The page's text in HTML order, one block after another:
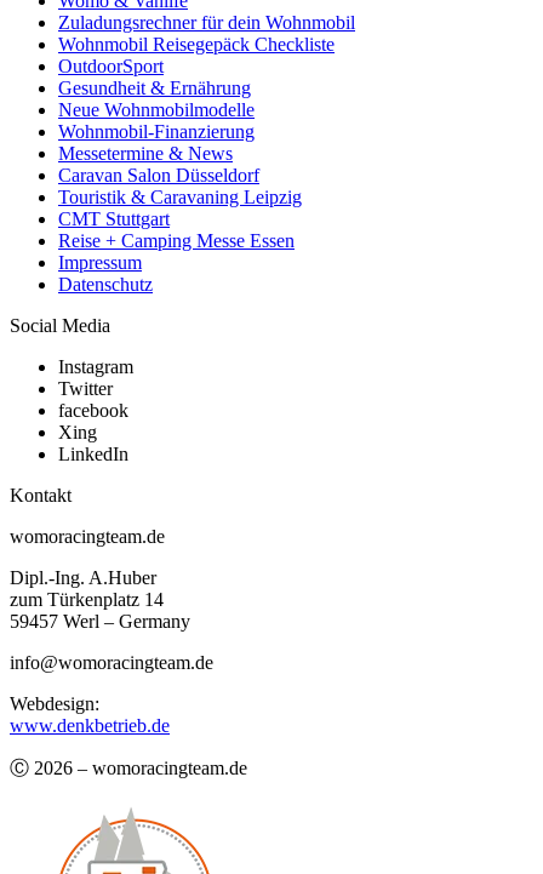
Zuladungsrechner für dein Wohnmobil
Wohnmobil Reisegepäck Checkliste
OutdoorSport
Gesundheit & Ernährung
Neue Wohnmobilmodelle
Wohnmobil-Finanzierung
Messetermine & News
Caravan Salon Düsseldorf
Touristik & Caravaning Leipzig
CMT Stuttgart
Reise + Camping Messe Essen
Impressum
Datenschutz
Social Media
Instagram
Twitter
facebook
Xing
LinkedIn
Kontakt
womoracingteam.de
Dipl.-Ing. A.Huber
zum Türkenplatz 14
59457 Werl – Germany
info@womoracingteam.de
Webdesign:
www.denkbetrieb.de
Ⓒ 2026 – womoracingteam.de